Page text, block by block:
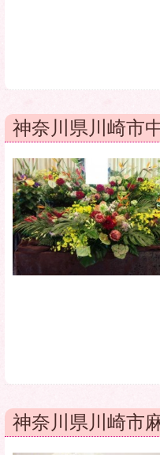
神奈川県川崎市
神奈川県川崎市